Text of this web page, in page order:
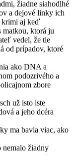
žiadne siahodlhé
a dejové linky ich
krimi aj keď
matkou, ktorá ju
vedel, že tie
od prípadov, ktoré
ako DNA a
podozrivého a
zbore
už isto iste
a jeho dcéra
ma bavia viac, ako
nemalo žiadny